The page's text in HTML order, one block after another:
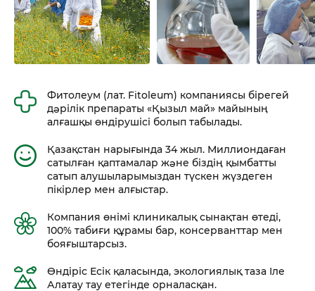
Фитолеум (лат. Fitoleum) компаниясы бірегей
дəрілік препараты «Қызыл май» майының
алғашқы өндірушісі болып табылады.
Қазақстан нарығында 34 жыл. Миллиондаған
сатылған қаптамалар жəне біздің қымбатты
сатып алушыларымыздан түскен жүздеген
пікірлер мен алғыстар.
Компания өнімі клиникалық сынақтан өтеді,
100% табиғи құрамы бар, консерванттар мен
бояғыштарсыз.
Өндіріс Есік қаласында, экологиялық таза Іле
Алатау тау етегінде орналасқан.